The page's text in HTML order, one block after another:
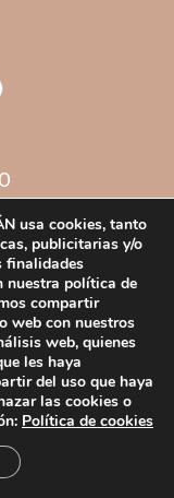
Santa Cruz de
usa cookies, tanto
publicitarias y/o
finalidades
nuestra política de
compartir
web con nuestros
web, quienes
les haya
del uso que haya
las cookies o
Política de cookies